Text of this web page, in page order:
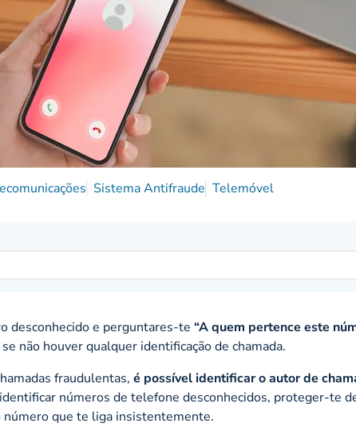
Sistema Antifraude Telemóvel
desconhecido e perguntares-te “A quem pertence este
não houver qualquer identificação de chamada.
fraudulentas, é possível identificar o autor de
números de telefone desconhecidos, proteger-te
número que te liga insistentemente.